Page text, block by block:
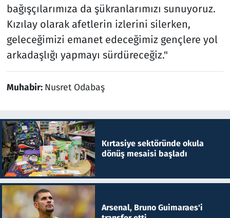
bağışçılarımıza da şükranlarımızı sunuyoruz.
Kızılay olarak afetlerin izlerini silerken,
geleceğimizi emanet edeceğimiz gençlere yol
arkadaşlığı yapmayı sürdüreceğiz."
Muhabir: Nusret Odabaş
Kırtasiye sektöründe okula
dönüş mesaisi başladı
Arsenal, Bruno Guimaraes'i